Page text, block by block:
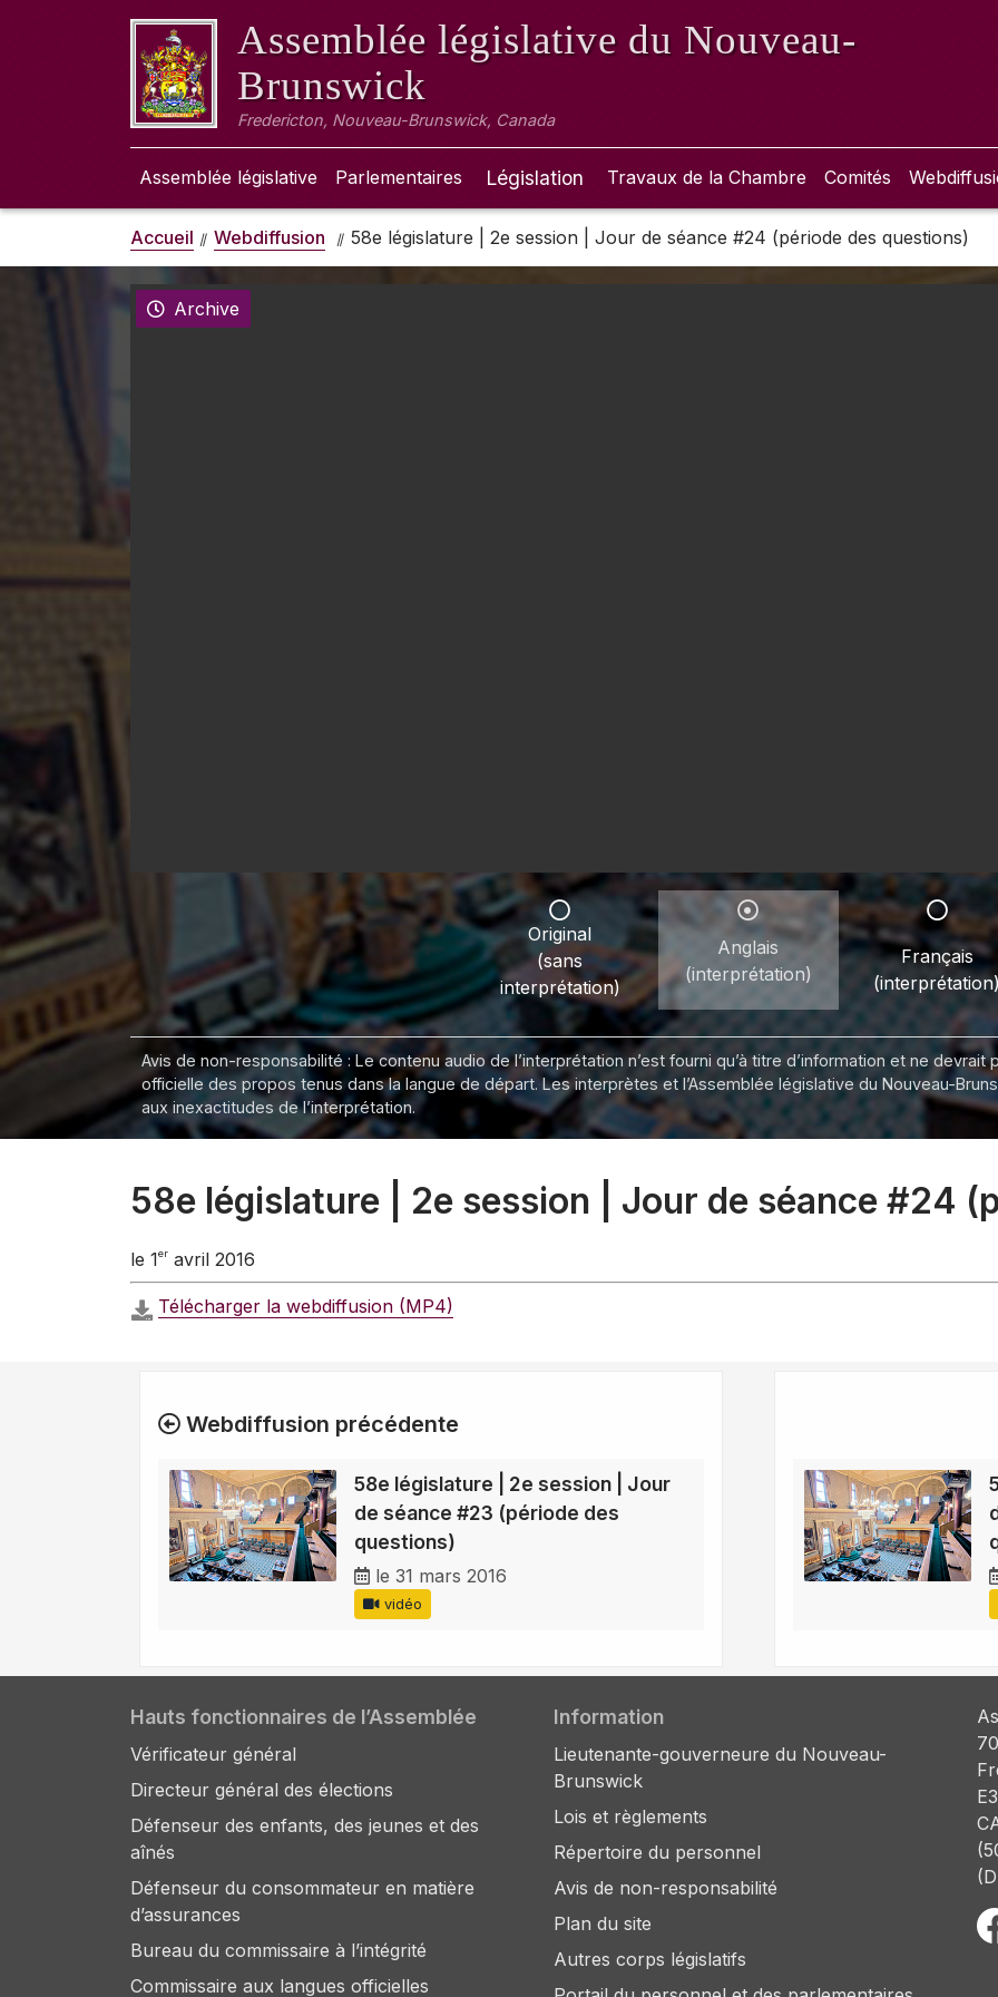
Assemblée législative du Nouveau-
Brunswick
Fredericton, Nouveau-Brunswick, Canada
Assemblée législative Parlementaires Législation Travaux de la Chambre Comités
Accueil Webdiffusion 58e législature | 2e session | Jour de séance #24 (période des questions)
Archive
Original
(sans
interprétation)
Anglais
(interprétation)
Français
Avis de non-responsabilité : Le contenu audio de l’interprétation n’est fourni qu’à titre d’information et ne
officielle des propos tenus dans la langue de départ. Les interprètes et l’Assemblée législative du Nouveau-
aux inexactitudes de l’interprétation.
58e législature | 2e session | Jour de séance #24
le 1er avril 2016
Télécharger la webdiffusion (MP4)
Webdiffusion précédente
58e législature | 2e session | Jour
de séance #23 (période des
questions)
le 31 mars 2016
vidéo
Hauts fonctionnaires de l’Assemblée
Vérificateur général
Directeur général des élections
Défenseur des enfants, des jeunes et des
aînés
Défenseur du consommateur en matière
d’assurances
Bureau du commissaire à l’intégrité
Commissaire aux langues officielles
Information
Lieutenante-gouverneure du Nouveau-
Brunswick
Lois et règlements
Répertoire du personnel
Avis de non-responsabilité
Plan du site
Autres corps législatifs